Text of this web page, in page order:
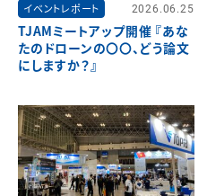
イベントレポート 2026.06.25
TJAMミートアップ開催 『あな
たのドローンの〇〇、どう論文
にしますか？』